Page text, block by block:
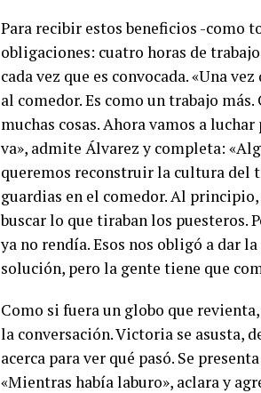
Para recibir estos beneficios -como
obligaciones: cuatro horas de
cada vez que es convocada. «Una
al comedor. Es como un trabajo
muchas cosas. Ahora vamos a
va», admite Álvarez y completa:
queremos reconstruir la cultura del
guardias en el comedor. Al
buscar lo que tiraban los puesteros.
ya no rendía. Esos nos obligó a dar
solución, pero la gente tiene que
Como si fuera un globo que
la conversación. Victoria se asusta,
acerca para ver qué pasó. Se
«Mientras había laburo», aclara y